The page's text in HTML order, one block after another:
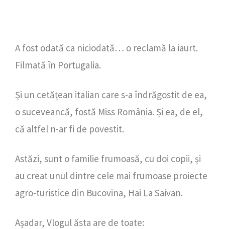
A fost odată ca niciodată… o reclamă la iaurt.
Filmată în Portugalia.
Și un cetățean italian care s-a îndrăgostit de ea,
o suceveancă, fostă Miss România. Și ea, de el,
că altfel n-ar fi de povestit.
Astăzi, sunt o familie frumoasă, cu doi copii, și
au creat unul dintre cele mai frumoase proiecte
agro-turistice din Bucovina, Hai La Saivan.
Așadar, Vlogul ăsta are de toate: